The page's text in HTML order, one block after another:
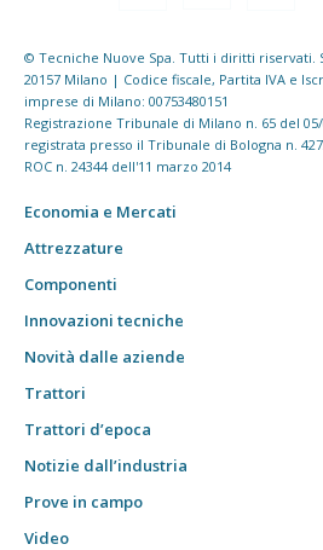
© Tecniche Nuove Spa. Tutti i diritti riservati.
20157 Milano | Codice fiscale, Partita IVA e
imprese di Milano: 00753480151
Registrazione Tribunale di Milano n. 65 del
registrata presso il Tribunale di Bologna n.
ROC n. 24344 dell'11 marzo 2014
Economia e Mercati
Attrezzature
Componenti
Innovazioni tecniche
Novità dalle aziende
Trattori
Trattori d’epoca
Notizie dall’industria
Prove in campo
Video